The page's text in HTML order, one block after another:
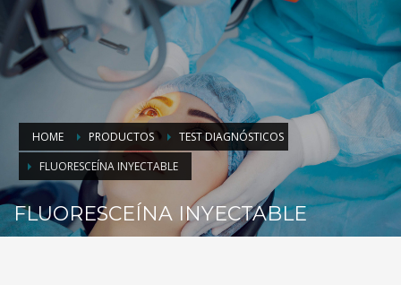
HOME PRODUCTOS
TEST DIAGNÓSTICOS
FLUORESCEÍNA INYECTABLE
FLUORESCEÍNA INYECTABLE